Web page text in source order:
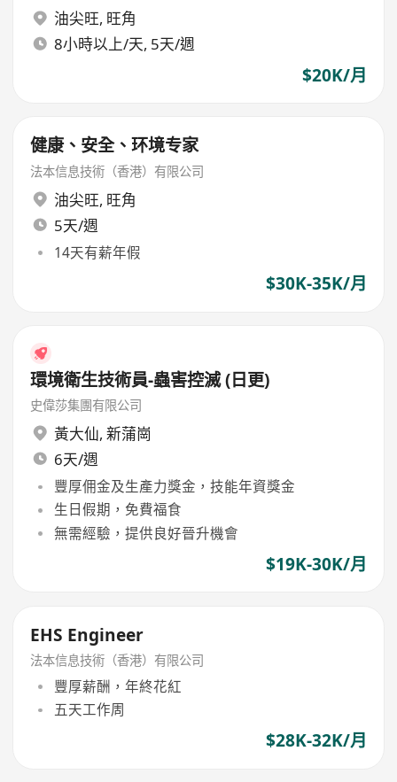
油尖旺, 旺角
8小時以上/天, 5天/週
$20K/月
健康、安全、环境专家
法本信息技術（香港）有限公司
油尖旺, 旺角
5天/週
14天有薪年假
$30K-35K/月
環境衛生技術員-蟲害控滅 (日更)
史偉莎集團有限公司
黃大仙, 新蒲崗
6天/週
豐厚佣金及生產力獎金，技能年資獎金
生日假期，免費福食
無需經驗，提供良好晉升機會
$19K-30K/月
EHS Engineer
法本信息技術（香港）有限公司
豐厚薪酬，年終花紅
五天工作周
$28K-32K/月